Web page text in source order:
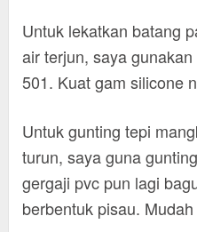
Untuk lekatkan batang
air terjun, saya
501. Kuat gam silicone
Untuk gunting tepi
turun, saya guna
gergaji pvc pun lagi
berbentuk pisau.